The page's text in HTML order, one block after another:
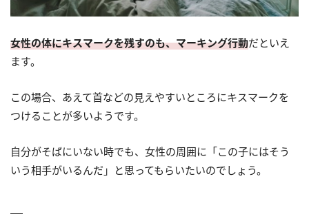
女性の体にキスマークを残すのも、マーキング行動だといえ
ます。
この場合、あえて首などの見えやすいところにキスマークを
つけることが多いようです。
自分がそばにいない時でも、女性の周囲に「この子にはそう
いう相手がいるんだ」と思ってもらいたいのでしょう。